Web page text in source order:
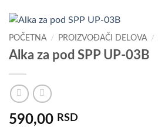
POČETNA / PROIZVOĐAČI DELOVA /
Alka za pod SPP UP-03B
590,00 RSD